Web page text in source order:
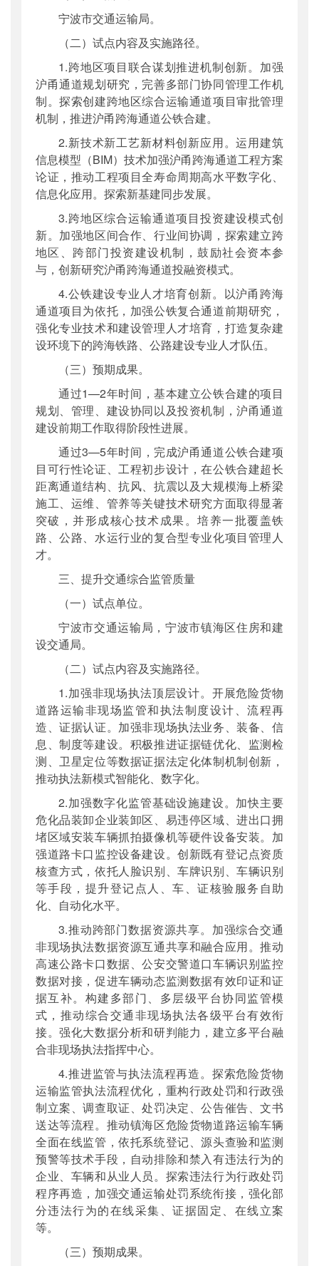
宁波市交通运输局。
（二）试点内容及实施路径。
1.跨地区项目联合谋划推进机制创新。加强
沪甬通道规划研究，完善多部门协同管理工作机
制。探索创建跨地区综合运输通道项目审批管理
机制，推进沪甬跨海通道公铁合建。
2.新技术新工艺新材料创新应用。运用建筑
信息模型（BIM）技术加强沪甬跨海通道工程方案
论证，推动工程项目全寿命周期高水平数字化、
信息化应用。探索新基建同步发展。
3.跨地区综合运输通道项目投资建设模式创
新。加强地区间合作、行业间协调，探索建立跨
地区、跨部门投资建设机制，鼓励社会资本参
与，创新研究沪甬跨海通道投融资模式。
4.公铁建设专业人才培育创新。以沪甬跨海
通道项目为依托，加强公铁复合通道前期研究，
强化专业技术和建设管理人才培育，打造复杂建
设环境下的跨海铁路、公路建设专业人才队伍。
（三）预期成果。
通过1—2年时间，基本建立公铁合建的项目
规划、管理、建设协同以及投资机制，沪甬通道
建设前期工作取得阶段性进展。
通过3—5年时间，完成沪甬通道公铁合建项
目可行性论证、工程初步设计，在公铁合建超长
距离通道结构、抗风、抗震以及大规模海上桥梁
施工、运维、管养等关键技术研究方面取得显著
突破，并形成核心技术成果。培养一批覆盖铁
路、公路、水运行业的复合型专业化项目管理人
才。
三、提升交通综合监管质量
（一）试点单位。
宁波市交通运输局，宁波市镇海区住房和建
设交通局。
（二）试点内容及实施路径。
1.加强非现场执法顶层设计。开展危险货物
道路运输非现场监管和执法制度设计、流程再
造、证据认证。加强非现场执法业务、装备、信
息、制度等建设。积极推进证据链优化、监测检
测、卫星定位等数据证据法定化体制机制创新，
推动执法新模式智能化、数字化。
2.加强数字化监管基础设施建设。加快主要
危化品装卸企业装卸区、易违停区域、进出口拥
堵区域安装车辆抓拍摄像机等硬件设备安装。加
强道路卡口监控设备建设。创新既有登记点资质
核查方式，依托人脸识别、车牌识别、车辆识别
等手段，提升登记点人、车、证核验服务自助
化、自动化水平。
3.推动跨部门数据资源共享。加强综合交通
非现场执法数据资源互通共享和融合应用。推动
高速公路卡口数据、公安交警道口车辆识别监控
数据对接，促进车辆动态监测数据有效印证和证
据互补。构建多部门、多层级平台协同监管模
式，推动综合交通非现场执法各级平台有效衔
接。强化大数据分析和研判能力，建立多平台融
合非现场执法指挥中心。
4.推进监管与执法流程再造。探索危险货物
运输监管执法流程优化，重构行政处罚和行政强
制立案、调查取证、处罚决定、公告催告、文书
送达等流程。推动镇海区危险货物道路运输车辆
全面在线监管，依托系统登记、源头查验和监测
预警等技术手段，自动排除和禁入有违法行为的
企业、车辆和从业人员。探索违法行为行政处罚
程序再造，加强交通运输处罚系统衔接，强化部
分违法行为的在线采集、证据固定、在线立案
等。
（三）预期成果。